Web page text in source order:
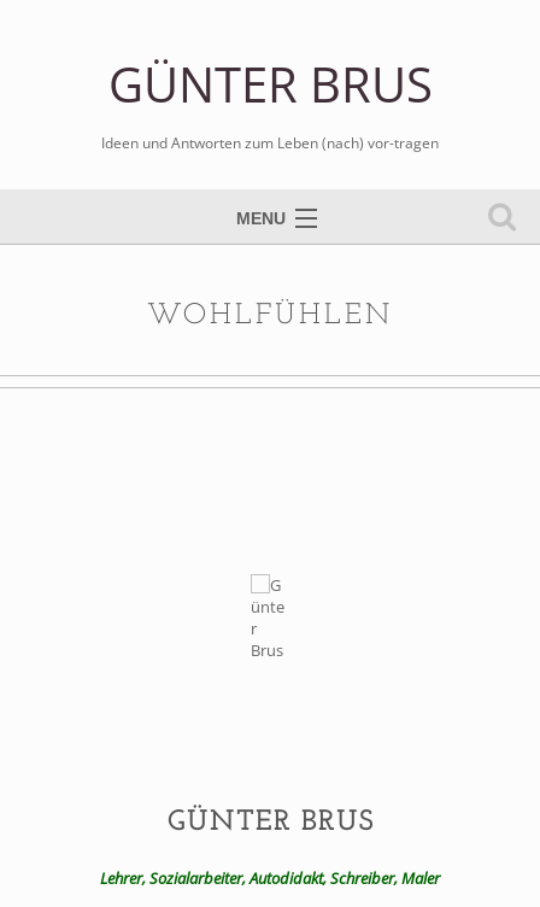
GÜNTER BRUS
Ideen und Antworten zum Leben (nach) vor-tragen
MENU
WOHLFÜHLEN
GÜNTER BRUS
Lehrer, Sozialarbeiter, Autodidakt, Schreiber, Maler